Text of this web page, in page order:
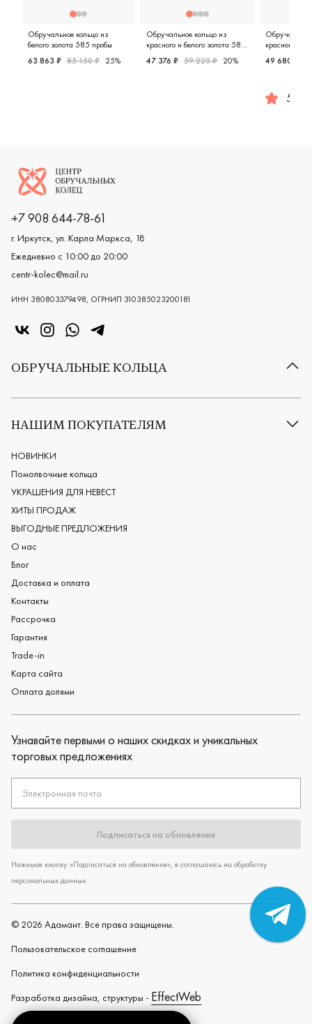
Обручальное кольцо из
белого золота 585 пробы
Женские, парные, белое золото 585 пробы, comfort fit,
63 863 ₽ 85 150 ₽ 25%
Обручальное кольцо из
красного и белого золота 585
пробы
Женские, мужские, парные,
47 376 ₽ 59 220 ₽ 20%
красного и
пробы
49 680 ₽
5.0
Логотип компании
+7 908 644-78-61
г. Иркутск, ул. Карла Маркса, 18
Ежедневно с 10:00 до 20:00
centr-kolec@mail.ru
ИНН 380803379498, ОГРНИП 310385023200181
«Центр колец» в VK
«Центр колец» в Instagram
«Центр колец» в Whatsapp
«Центр колец» в Telegram
ОБРУЧАЛЬНЫЕ КОЛЬЦА
Все обручальные кольца
Европейские обручальные кольца
Мужские обручальные кольца
Женские обручальные кольца
Обручальные кольца из платины
Дизайнерские обручальные кольца
Черные обручальные кольца
НАШИМ ПОКУПАТЕЛЯМ
НОВИНКИ
Помолвочные кольца
УКРАШЕНИЯ ДЛЯ НЕВЕСТ
ХИТЫ ПРОДАЖ
ВЫГОДНЫЕ ПРЕДЛОЖЕНИЯ
О нас
Блог
Доставка и оплата
Контакты
Рассрочка
Гарантия
Trade-in
Карта сайта
Оплата долями
Узнавайте первыми о наших скидках и уникальных
торговых предложениях
Электронная почта
Подписаться на обновления
Нажимая кнопку «Подписаться на обновления», я соглашаюсь на обработку
персональных данных
© 2026 Адамант. Все права защищены.
Пользовательское cоглашение
Политика конфиденциальности
Разработка дизайна, структуры - EffectWeb